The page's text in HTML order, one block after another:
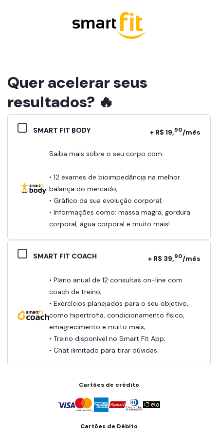
Quer acelerar seus
resultados? 🔥
SMART FIT BODY + R$ 19,90/mês
Saiba mais sobre o seu corpo com:
• 12 exames de bioimpedância na melhor
balança do mercado;
• Gráfico da sua evolução corporal;
• Informações como: massa magra, gordura
corporal, água corporal e muito mais!
SMART FIT COACH + R$ 39,90/mês
• Plano anual de 12 consultas on-line com
coach de treino;
• Exercícios planejados para o seu objetivo,
como hipertrofia, condicionamento físico,
emagrecimento e muito mais;
• Treino disponível no Smart Fit App;
• Chat ilimitado para tirar dúvidas.
Cartões de crédito
Cartões de Débito